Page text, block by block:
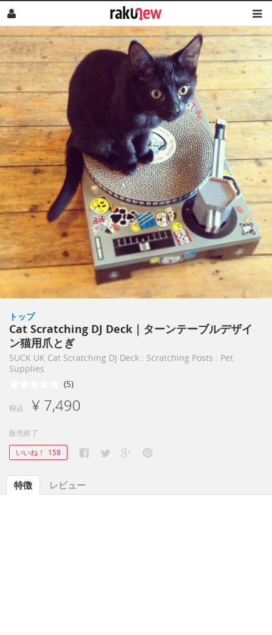
トップ
Cat Scratching DJ Deck｜ターンテーブルデザイ
ン猫用爪とぎ
SUCK UK Cat Scratching DJ Deck : Scratching Posts : Pet
Supplies
(5)
税込 ¥ 7,490
販売終了
いいね！
158
特徴 レビュー